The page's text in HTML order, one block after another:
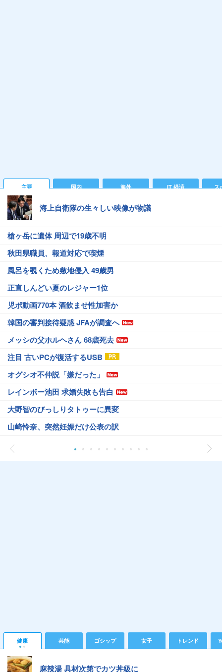
主要 国内 海外 IT 経済 ス
海上自衛隊の生々しい映像が物議
槍ヶ岳に遺体 周辺で19歳不明
秋田県職員、報道対応で喫煙
風呂を覗くため敷地侵入 49歳男
正直しんどい夏のレジャー1位
児ポ動画770本 酒飲ませ性加害か
韓国の審判接待疑惑 JFAが調査へ
メッシの父ホルヘさん 68歳死去
注目 古いPCが復活するUSB
オグシオ不仲説「嫌だった」
レインボー池田 求婚失敗も告白
大野智のびっしりタトゥーに異変
山崎怜奈、突然妊娠だけ公表の訳
健康 芸能 ゴシップ 女子 トレンド
麻辣湯 具材次第でカツ丼級に